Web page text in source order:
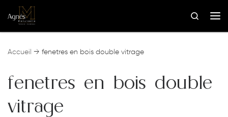
Skip to content
Search
Accueil → fenetres en bois double vitrage
fenetres en bois double
vitrage